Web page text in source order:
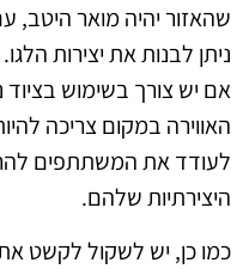
שהאזור יהיה מואר
ניתן לבנות את יצירות
אם יש צורך בשימוש בציוד
האווירה במקום צריכה
לעודד את המשתתפים
היצירתיות שלהם.
כמו כן, יש לשקול לקשט